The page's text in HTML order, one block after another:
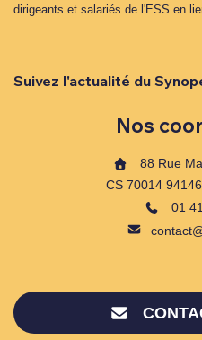
dirigeants et salariés de l'ESS en
Suivez l'actualité du
Nos
88 Rue
CS 70014
01